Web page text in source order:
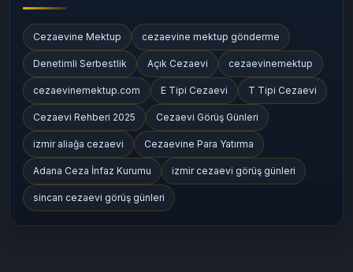
Cezaevine Mektup cezaevine mektup gönderme
Denetimli Serbestlik Açık Cezaevi cezaevinemektup
cezaevinemektup.com E Tipi Cezaevi T Tipi Cezaevi
Cezaevi Rehberi 2025 Cezaevi Görüş Günleri
izmir aliağa cezaevi Cezaevine Para Yatırma
Adana Ceza İnfaz Kurumu izmir cezaevi görüş günleri
sincan cezaevi görüş günleri